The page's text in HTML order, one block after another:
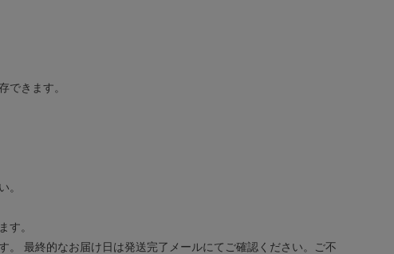
できます。
。
す。
最終的なお届け日は発送完了メールにてご確認ください。ご不